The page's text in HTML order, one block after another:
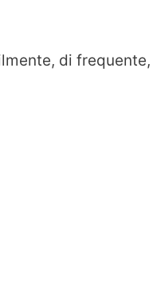
di